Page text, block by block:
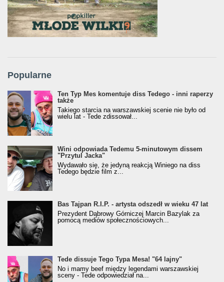
Popularne
Ten Typ Mes komentuje diss Tedego - inni raperzy
także
Takiego starcia na warszawskiej scenie nie było od
wielu lat - Tede zdissował...
Wini odpowiada Tedemu 5-minutowym dissem
"Przytul Jacka"
Wydawało się, że jedyną reakcją Winiego na diss
Tedego będzie film z...
Bas Tajpan R.I.P. - artysta odszedł w wieku 47 lat
Prezydent Dąbrowy Górniczej Marcin Bazylak za
pomocą mediów społecznościowych...
Tede dissuje Tego Typa Mesa! "64 lajny"
No i mamy beef między legendami warszawskiej
sceny - Tede odpowiedział na...